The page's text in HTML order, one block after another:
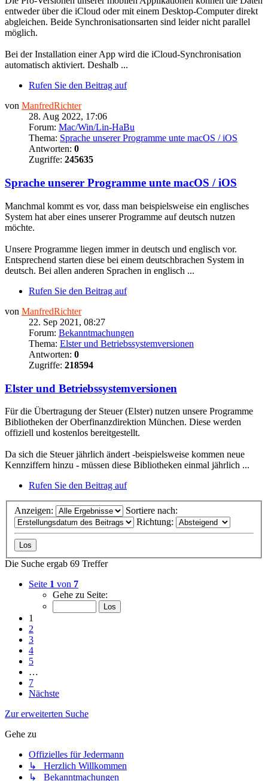
entweder über die iCloud oder mit einem Desktop-Computer direkt
abgleichen. Beide Synchronisationsarten sind leider nicht parallel
möglich.
Bei der Installation einer App wird die iCloud-Synchronisation
automatisch aktiviert. Deshalb ...
Rufen Sie den Beitrag auf
von ManfredRichter
28. Aug 2022, 17:06
Forum: Mac/Win/Lin-HaBu
Thema: Sprache unserer Programme unte macOS / iOS
Antworten: 0
Zugriffe: 245635
Sprache unserer Programme unte macOS / iOS
Manchmal kommt es vor, dass man beispielsweise ein englisches
System hat aber eines unserer Programme auf deutsch nutzen
möchte.
Unsere Programme liegen immer in deutsch und englisch vor.
Entsprechend starten diese bei einem deutschbrachen System in
deutsch. Bei allen anderen Sprachen in englisch ...
Rufen Sie den Beitrag auf
von ManfredRichter
22. Sep 2021, 08:27
Forum: Bekanntmachungen
Thema: Elster und Betriebssystemversionen
Antworten: 0
Zugriffe: 218594
Elster und Betriebssystemversionen
Für die Übertragung der Steuer (Elster) nutzen unsere Programme
Bibliotheken der Oberfinanzdirektion München. Diese werden
offiziell und kostenlos bereitgestellt.
Da sich die Steuer jährlich ändert -beispielsweise kommen neue
Kennziffern hinzu - müssen diese Bibliotheken einmal jährlich ...
Rufen Sie den Beitrag auf
Anzeigen:
Sortiere nach:
Richtung:
Die Suche ergab 69 Treffer
Seite 1 von 7
Gehe zu Seite:
1
2
3
4
5
…
7
Nächste
Zur erweiterten Suche
Gehe zu
Offizielles für Jedermann
↳ Herzlich Willkommen
↳ Bekanntmachungen